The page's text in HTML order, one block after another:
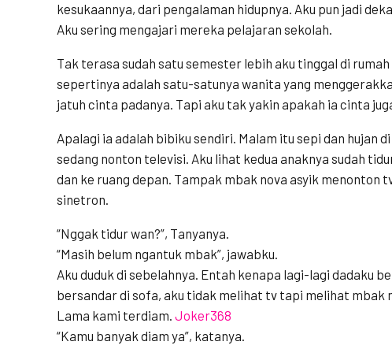
kesukaannya, dari pengalaman hidupnya. Aku pun jadi
Aku sering mengajari mereka pelajaran sekolah.
Tak terasa sudah satu semester lebih aku tinggal di rumah
sepertinya adalah satu-satunya wanita yang
jatuh cinta padanya. Tapi aku tak yakin apakah ia cinta
Apalagi ia adalah bibiku sendiri. Malam itu sepi dan hujan
sedang nonton televisi. Aku lihat kedua anaknya sudah
dan ke ruang depan. Tampak mbak nova asyik menonton
sinetron.
“Nggak tidur wan?”, Tanyanya.
“Masih belum ngantuk mbak”, jawabku.
Aku duduk di sebelahnya. Entah kenapa lagi-lagi dadaku
bersandar di sofa, aku tidak melihat tv tapi melihat mbak
Lama kami terdiam. Joker368
“Kamu banyak diam ya”, katanya.